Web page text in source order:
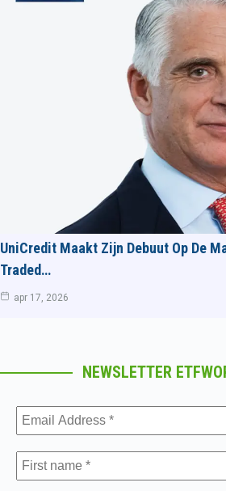
UniCredit Maakt Zijn Debuut Op De
Traded…
apr 17, 2026
NEWSLETTER